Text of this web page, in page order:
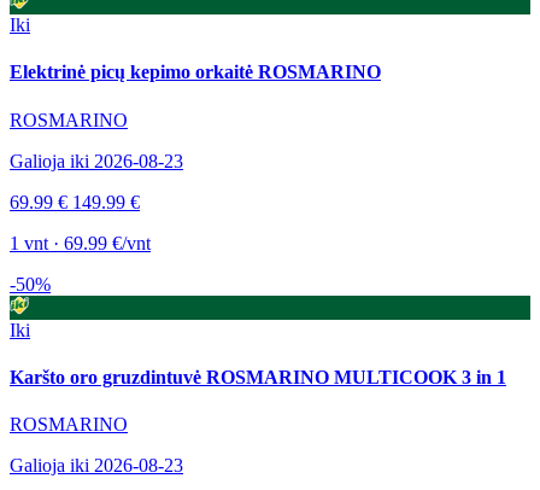
Iki
Elektrinė picų kepimo orkaitė ROSMARINO
ROSMARINO
Galioja iki 2026-08-23
69.99 € 149.99 €
1 vnt · 69.99 €/vnt
-50%
Iki
Karšto oro gruzdintuvė ROSMARINO MULTICOOK 3 in 1
ROSMARINO
Galioja iki 2026-08-23